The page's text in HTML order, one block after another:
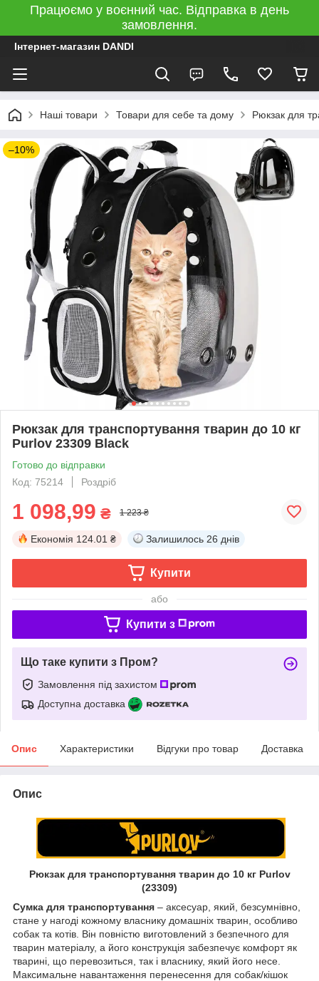
Працюємо у воєнний час. Відправка в день
замовлення.
Інтернет-магазин DANDI
Наші товари Товари для себе та дому Рюкзак для
–10%
Рюкзак для транспортування тварин до 10 кг
Purlov 23309 Black
Готово до відправки
Код: 75214
Роздріб
1 098,99 ₴ 1 223 ₴
Економія 124.01 ₴ Залишилось 26 днів
Купити
або
Купити з
Що таке купити з Пром?
Замовлення під захистом
Доступна доставка
Опис Характеристики Відгуки про товар Доставка
Опис
Рюкзак для транспортування тварин до 10 кг Purlov
(23309)
Сумка для транспортування – аксесуар, який, безсумнівно,
стане у нагоді кожному власнику домашніх тварин, особливо
собак та котів. Він повністю виготовлений з безпечного для
тварин матеріалу, а його конструкція забезпечує комфорт як
тварині, що перевозиться, так і власнику, який його несе.
Максимальне навантаження перенесення для собак/кішок